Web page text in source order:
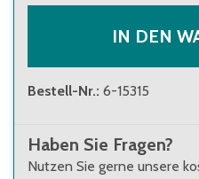
IN DEN
Bestell-Nr.: 6-15315
Haben Sie Fragen?
Nutzen Sie gerne unsere